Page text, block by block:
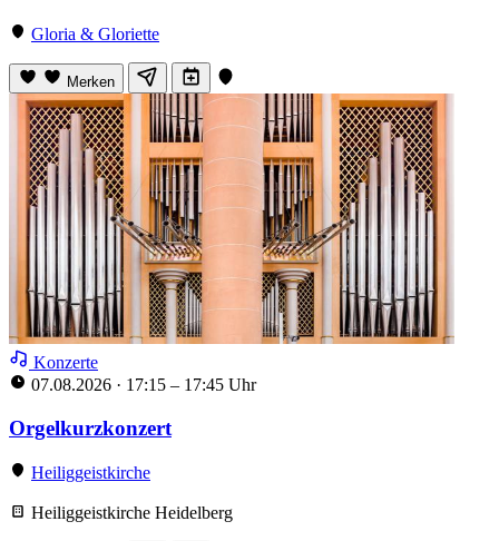
Gloria & Gloriette
Merken
Konzerte
07.08.2026 · 17:15 – 17:45 Uhr
Orgelkurzkonzert
Heiliggeistkirche
Heiliggeistkirche Heidelberg